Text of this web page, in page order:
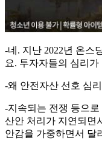
-네. 지난 2022년 온스
요. 투자자들의 심리
-왜 안전자산 선호 심
-지속되는 전쟁 등으
산안 처리가 지연되면
안감을 가중하면서 달